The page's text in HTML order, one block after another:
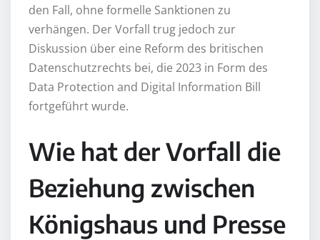
den Fall, ohne formelle Sanktionen zu
verhängen. Der Vorfall trug jedoch zur
Diskussion über eine Reform des britischen
Datenschutzrechts bei, die 2023 in Form des
Data Protection and Digital Information Bill
fortgeführt wurde.
Wie hat der Vorfall die
Beziehung zwischen
Königshaus und Presse